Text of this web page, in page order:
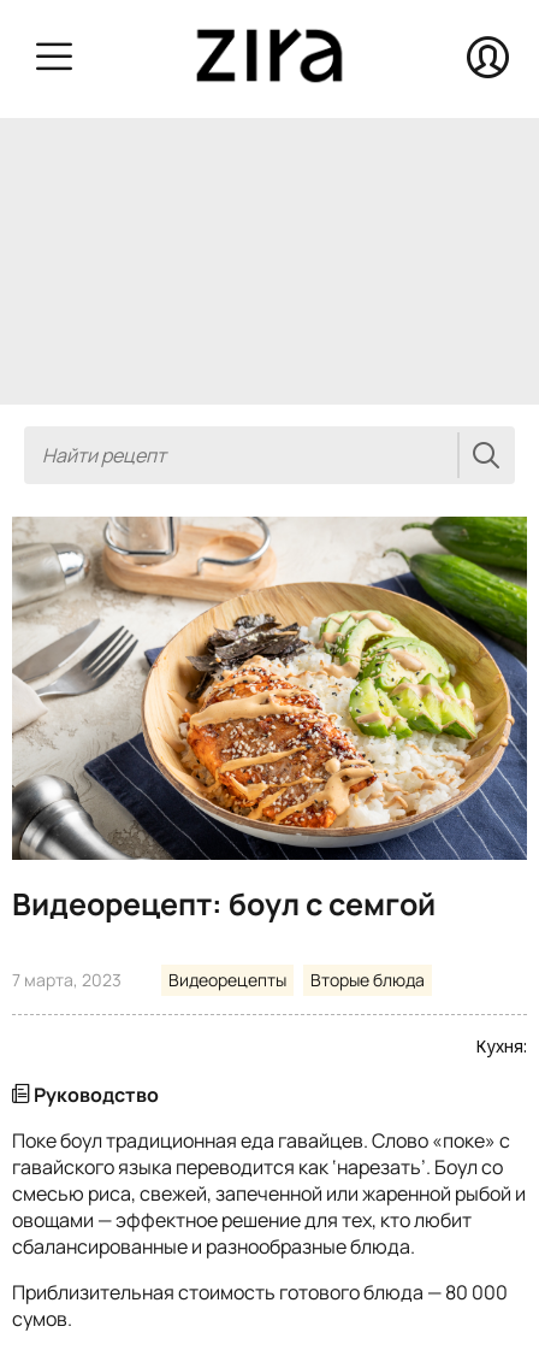
Видеорецепт: боул с семгой
7 марта, 2023 Видеорецепты Вторые блюда
Кухня:
Руководство
Поке боул традиционная еда гавайцев. Слово «поке» с
гавайского языка переводится как ‘нарезать’. Боул со
смесью риса, свежей, запеченной или жаренной рыбой и
овощами — эффектное решение для тех, кто любит
сбалансированные и разнообразные блюда.
Приблизительная стоимость готового блюда — 80 000
сумов.